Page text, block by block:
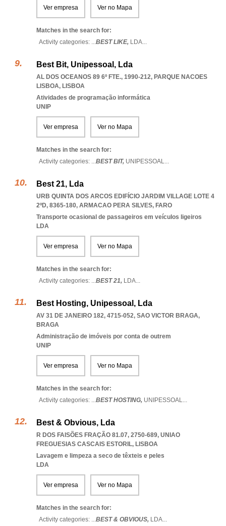
Ver empresa Ver no Mapa
Matches in the search for:
Activity categories: ...BEST LIKE, LDA...
Best Bit, Unipessoal, Lda
AL DOS OCEANOS 89 6º FTE., 1990-212, PARQUE NACOES
LISBOA, LISBOA
Atividades de programação informática
UNIP
Ver empresa Ver no Mapa
Matches in the search for:
Activity categories: ...BEST BIT, UNIPESSOAL...
Best 21, Lda
URB QUINTA DOS ARCOS EDIFÍCIO JARDIM VILLAGE LOTE 4
2ºD, 8365-180, ARMACAO PERA SILVES, FARO
Transporte ocasional de passageiros em veículos ligeiros
LDA
Ver empresa Ver no Mapa
Matches in the search for:
Activity categories: ...BEST 21, LDA...
Best Hosting, Unipessoal, Lda
AV 31 DE JANEIRO 182, 4715-052, SAO VICTOR BRAGA,
BRAGA
Administração de imóveis por conta de outrem
UNIP
Ver empresa Ver no Mapa
Matches in the search for:
Activity categories: ...BEST HOSTING, UNIPESSOAL...
Best & Obvious, Lda
R DOS FAISÕES FRAÇÃO 81.07, 2750-689, UNIAO
FREGUESIAS CASCAIS ESTORIL, LISBOA
Lavagem e limpeza a seco de têxteis e peles
LDA
Ver empresa Ver no Mapa
Matches in the search for:
Activity categories: ...BEST & OBVIOUS, LDA...